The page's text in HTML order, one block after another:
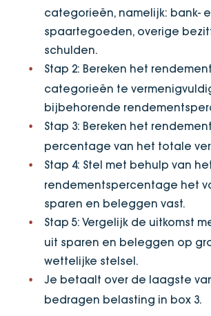
categorieën, namelijk: bank-
spaartegoeden, overige
schulden.
Stap 2: Bereken het
categorieën te
bijbehorende
Stap 3: Bereken het
percentage van het totale
Stap 4: Stel met behulp van
rendementspercentage het
sparen en beleggen vast.
Stap 5: Vergelijk de uitkomst
uit sparen en beleggen op
wettelijke stelsel.
Je betaalt over de laagste
bedragen belasting in box 3.